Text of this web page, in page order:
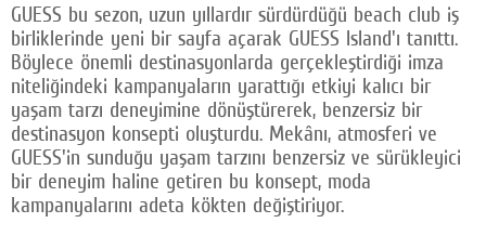
GUESS bu sezon, uzun yıllardır sürdürdüğü beach club iş
birliklerinde yeni bir sayfa açarak GUESS Island'ı tanıttı.
Böylece önemli destinasyonlarda gerçekleştirdiği imza
niteliğindeki kampanyaların yarattığı etkiyi kalıcı bir
yaşam tarzı deneyimine dönüştürerek, benzersiz bir
destinasyon konsepti oluşturdu. Mekânı, atmosferi ve
GUESS'in sunduğu yaşam tarzını benzersiz ve sürükleyici
bir deneyim haline getiren bu konsept, moda
kampanyalarını adeta kökten değiştiriyor.